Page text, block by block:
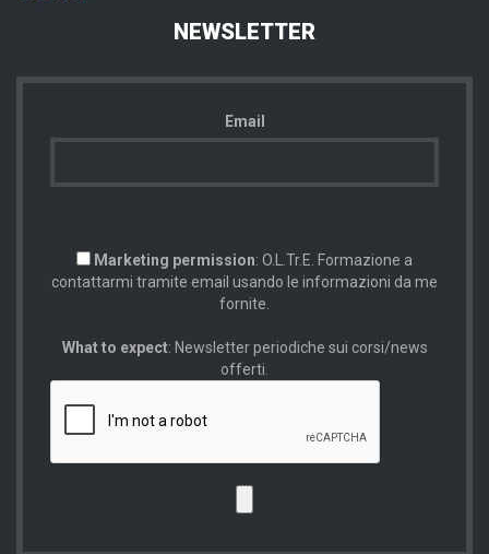
NEWSLETTER
Email
Marketing permission: O.L.Tr.E. Formazione a
contattarmi tramite email usando le informazioni da me
fornite.
What to expect: Newsletter periodiche sui corsi/news
offerti.